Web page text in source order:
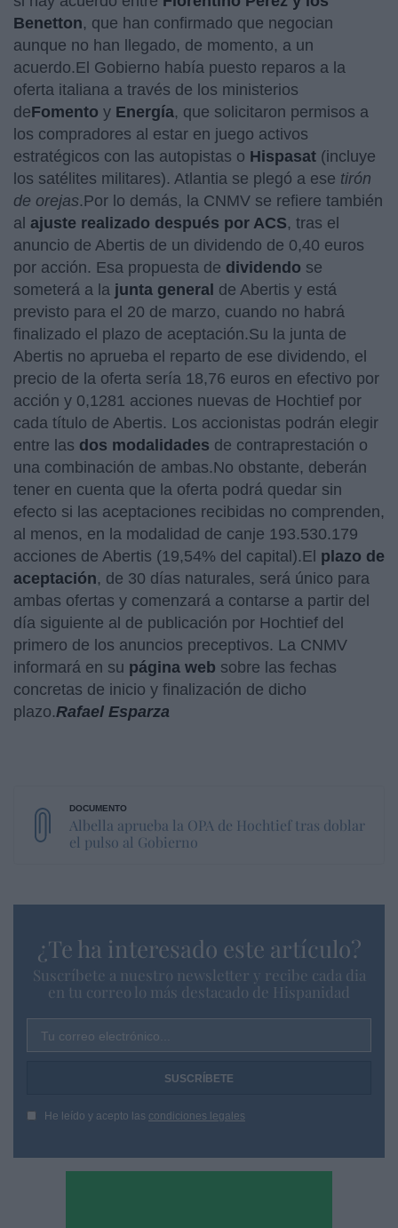
Benetton, que han confirmado que negocian
aunque no han llegado, de momento, a un
acuerdo.El Gobierno había puesto reparos a la
oferta italiana a través de los ministerios
deFomento y Energía, que solicitaron permisos a
los compradores al estar en juego activos
estratégicos con las autopistas o Hispasat (incluye
los satélites militares). Atlantia se plegó a ese tirón
de orejas.Por lo demás, la CNMV se refiere también
al ajuste realizado después por ACS, tras el
anuncio de Abertis de un dividendo de 0,40 euros
por acción. Esa propuesta de dividendo se
someterá a la junta general de Abertis y está
previsto para el 20 de marzo, cuando no habrá
finalizado el plazo de aceptación.Su la junta de
Abertis no aprueba el reparto de ese dividendo, el
precio de la oferta sería 18,76 euros en efectivo por
acción y 0,1281 acciones nuevas de Hochtief por
cada título de Abertis. Los accionistas podrán elegir
entre las dos modalidades de contraprestación o
una combinación de ambas.No obstante, deberán
tener en cuenta que la oferta podrá quedar sin
efecto si las aceptaciones recibidas no comprenden,
al menos, en la modalidad de canje 193.530.179
acciones de Abertis (19,54% del capital).El plazo de
aceptación, de 30 días naturales, será único para
ambas ofertas y comenzará a contarse a partir del
día siguiente al de publicación por Hochtief del
primero de los anuncios preceptivos. La CNMV
informará en su página web sobre las fechas
concretas de inicio y finalización de dicho
plazo.Rafael Esparza
Albella aprueba la OPA de Hochtief tras doblar
el pulso al Gobierno
¿Te ha interesado este artículo?
Suscríbete a nuestro newsletter y recibe cada dia
en tu correo lo más destacado de Hispanidad
Tu correo electrónico...
He leído y acepto las condiciones legales